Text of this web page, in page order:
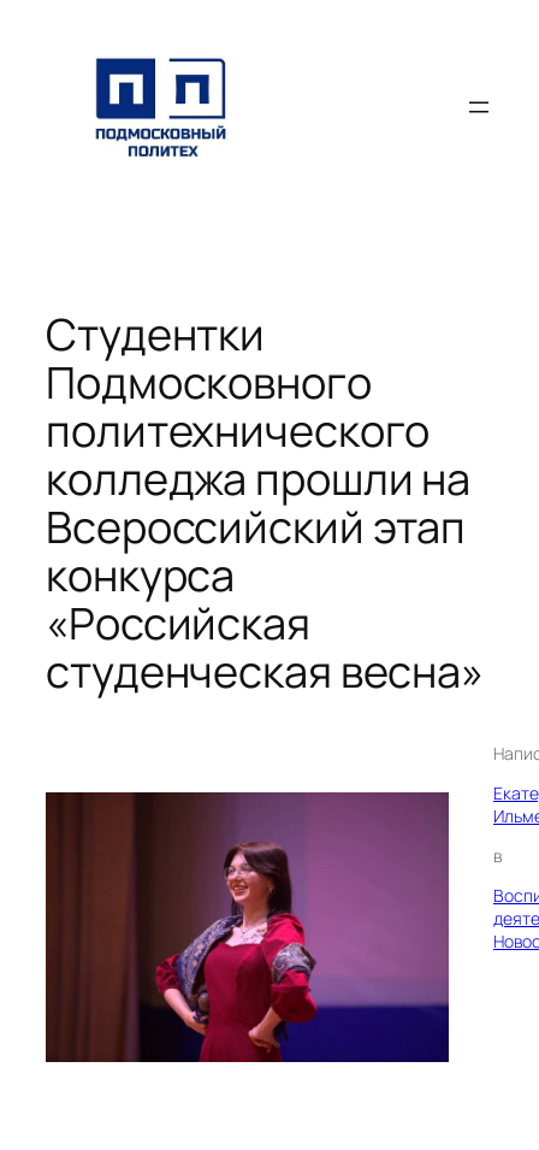
содержимому
Студентки
Подмосковного
политехнического
колледжа прошли на
Всероссийский этап
конкурса
«Российская
студенческая весна»
в